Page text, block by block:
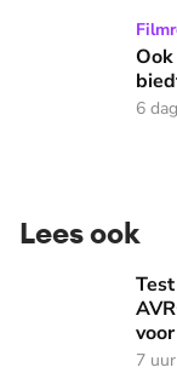
Ook de
Ook
6
Lees ook
Test je kennis
7